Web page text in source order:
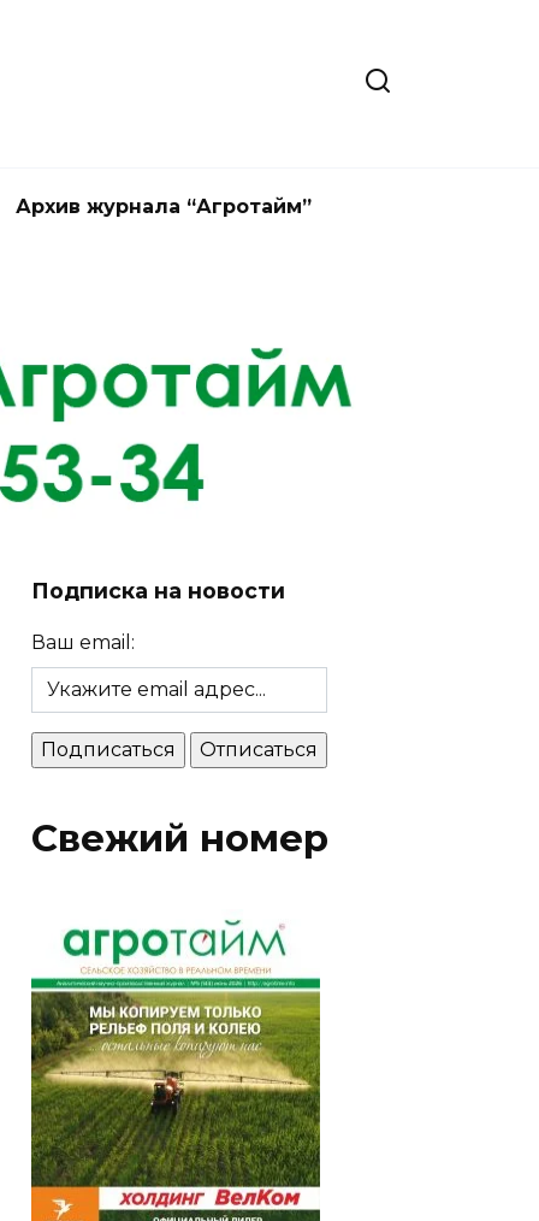
Архив журнала “Агротайм”
Подписка на новости
Ваш email:
Свежий номер